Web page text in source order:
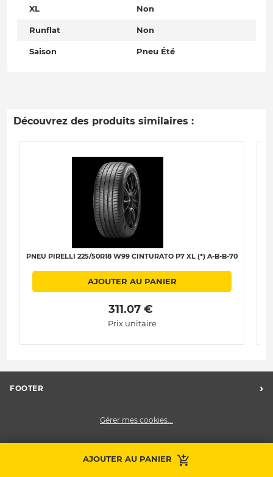
AJOUTER AU PANIER
XL Non
Runflat Non
Saison Pneu Été
Découvrez des produits similaires :
PNEU PIRELLI 225/50R18 W99 CINTURATO P7 XL (*) A-B-B-70
AJOUTER AU PANIER
311.07 €
Prix unitaire
FOOTER ›
Midas Recrute
Gérer mes cookies...
Prendre RDV